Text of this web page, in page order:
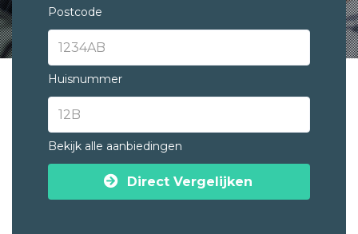
Postcode
Huisnummer
Bekijk alle aanbiedingen
Direct Vergelijken